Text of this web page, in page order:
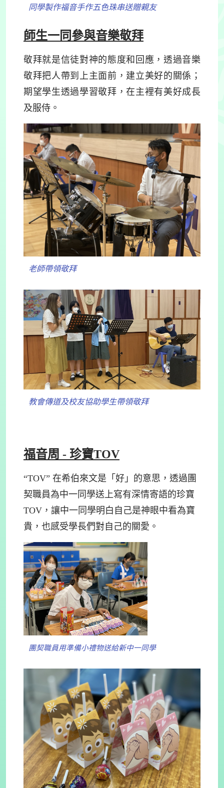
同學製作福音手作五色珠串送贈親友
師生一同參與音樂敬拜
敬拜就是信徒對神的態度和回應，透過音樂
敬拜把人帶到上主面前，建立美好的關係；
期望學生透過學習敬拜，在主裡有美好成長
及服侍。
老師帶領敬拜
教會傳道及校友協助學生帶領敬拜
福音周 - 珍寶TOV
“TOV” 在希伯來文是「好」的意思，透過團
契職員為中一同學送上寫有深情寄語的珍寶
TOV，讓中一同學明白自己是神眼中看為寶
貴，也感受學長們對自己的關愛。
團契職員用準備小禮物送給新中一同學